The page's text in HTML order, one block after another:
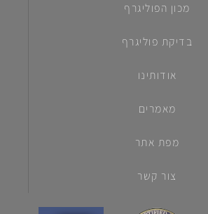
מכון הפוליגרף
בדיקת פוליגרף
אודותינו
מאמרים
מפת אתר
צור קשר